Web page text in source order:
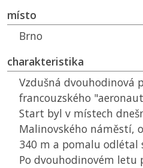
místo
Brno
charakteristika
Vzdušná dvouhodinová
francouzského
Start byl v místech
Malinovského náměstí,
340 m a pomalu odlétal
Po dvouhodinovém letu